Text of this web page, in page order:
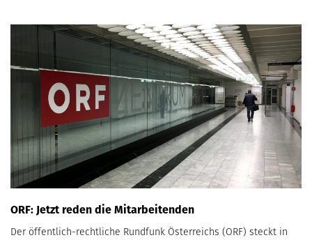
ORF: Jetzt reden die Mitarbeitenden
Der öffentlich-rechtliche Rundfunk Österreichs (ORF) steckt in